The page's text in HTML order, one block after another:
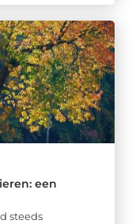
een
steeds